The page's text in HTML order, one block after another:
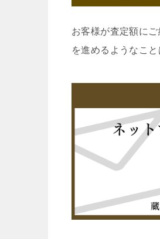
お客様が査定額に
を進めるようなこと